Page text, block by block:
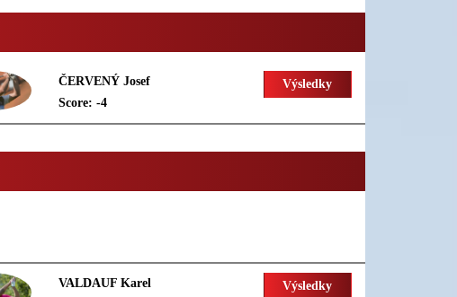
ČERVENÝ Josef
Score: -4
Výsledky
VALDAUF Karel
Výsledky